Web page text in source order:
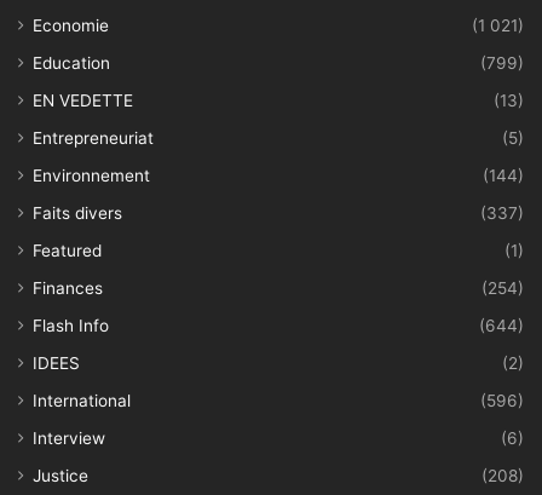
Economie
(1 021)
Education
(799)
EN VEDETTE
(13)
Entrepreneuriat
(5)
Environnement
(144)
Faits divers
(337)
Featured
(1)
Finances
(254)
Flash Info
(644)
IDEES
(2)
International
(596)
Interview
(6)
Justice
(208)